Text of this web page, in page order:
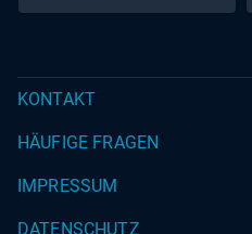
KONTAKT
HÄUFIGE FRAGEN
IMPRESSUM
DATENSCHUTZ